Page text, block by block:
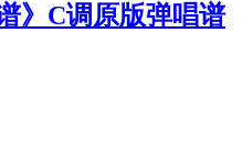
》C调原版弹唱谱